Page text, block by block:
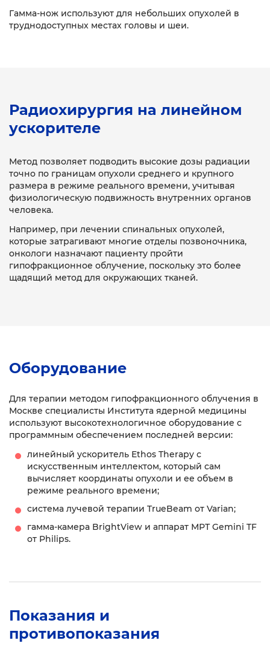
Гамма-нож используют для небольших опухолей в
труднодоступных местах головы и шеи.
Радиохирургия на линейном
ускорителе
Метод позволяет подводить высокие дозы радиации
точно по границам опухоли среднего и крупного
размера в режиме реального времени, учитывая
физиологическую подвижность внутренних органов
человека.
Например, при лечении спинальных опухолей,
которые затрагивают многие отделы позвоночника,
онкологи назначают пациенту пройти
гипофракционное облучение, поскольку это более
щадящий метод для окружающих тканей.
Оборудование
Для терапии методом гипофракционного облучения в
Москве специалисты Института ядерной медицины
используют высокотехнологичное оборудование с
программным обеспечением последней версии:
линейный ускоритель Ethos Therapy с
искусственным интеллектом, который сам
вычисляет координаты опухоли и ее объем в
режиме реального времени;
система лучевой терапии TrueBeam от Varian;
гамма-камера BrightView и аппарат МРТ Gemini TF
от Philips.
Показания и
противопоказания